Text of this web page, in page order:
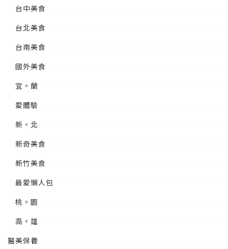
台中美食
台北美食
台南美食
國外美食
宜。蘭
愛體驗
新。北
新奇美食
新竹美食
最愛懶人包
桃。園
高。雄
醫美保養